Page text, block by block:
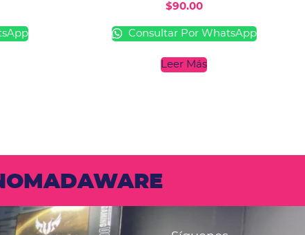
$90.00
Consultar Por WhatsApp
Leer Más